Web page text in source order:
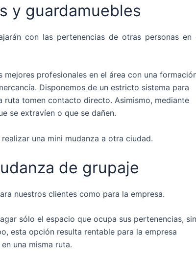
y guardamuebles
con las pertenencias de otras personas en
profesionales en el área con una
Disponemos de un estricto sistema para
tomen contacto directo. Asimismo, mediante
se extravíen o que se dañen.
una mini mudanza a otra ciudad.
de grupaje
nuestros clientes como para la empresa.
sólo el espacio que ocupa sus pertenencias, sin
esta opción resulta rentable para la empresa
una misma ruta.